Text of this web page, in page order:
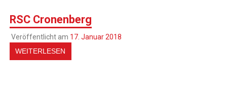
RSC Cronenberg
Veröffentlicht am 17. Januar 2018
WEITERLESEN